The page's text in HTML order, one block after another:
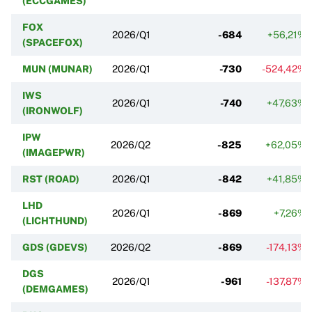
FOX
(SPACEFOX)
2026/Q1 -684 +56,21%
MUN (MUNAR) 2026/Q1 -730 -524,42%
IWS
(IRONWOLF)
2026/Q1 -740 +47,63%
IPW
(IMAGEPWR)
2026/Q2 -825 +62,05%
RST (ROAD) 2026/Q1 -842 +41,85%
LHD
(LICHTHUND)
2026/Q1 -869 +7,26%
GDS (GDEVS) 2026/Q2 -869 -174,13%
DGS
(DEMGAMES)
2026/Q1 -961 -137,87%